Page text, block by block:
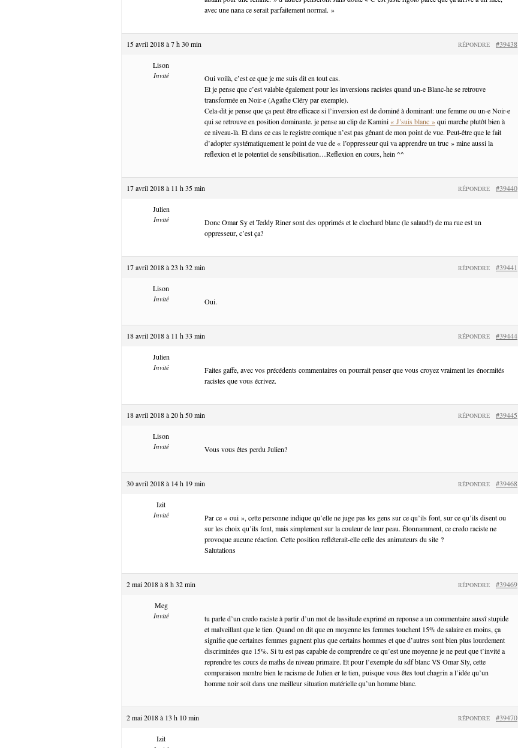
avec une nana ce serait parfaitement normal. »
15 avril 2018 à 7 h 30 min #39438
RÉPONDRE
Lison
Invité
Oui voilà, c’est ce que je me suis dit en tout cas.
Et je pense que c’est valable également pour les inversions racistes quand un-e Blanc-he se retrouve
transformée en Noir-e (Agathe Cléry par exemple).
Cela-dit je pense que ça peut être efficace si l’inversion est de dominé à dominant: une femme ou un-e Noir-e
qui se retrouve en position dominante. je pense au clip de Kamini « J’suis blanc »qui marche plutôt bien à
ce niveau-là. Et dans ce cas le registre comique n’est pas gênant de mon point de vue. Peut-être que le fait
d’adopter systématiquement le point de vue de « l’oppresseur qui va apprendre un truc » mine aussi la
reflexion et le potentiel de sensibilisation…Reflexion en cours, hein ^^
17 avril 2018 à 11 h 35 min #39440
RÉPONDRE
Julien
Invité
Donc Omar Sy et Teddy Riner sont des opprimés et le clochard blanc (le salaud!) de ma rue est un
oppresseur, c’est ça?
17 avril 2018 à 23 h 32 min #39441
RÉPONDRE
Lison
Invité Oui.
18 avril 2018 à 11 h 33 min #39444
RÉPONDRE
Julien
Invité
Faites gaffe, avec vos précédents commentaires on pourrait penser que vous croyez vraiment les énormités
racistes que vous écrivez.
18 avril 2018 à 20 h 50 min #39445
RÉPONDRE
Lison
Invité Vous vous êtes perdu Julien?
30 avril 2018 à 14 h 19 min #39468
RÉPONDRE
Izit
Invité
Par ce « oui », cette personne indique qu’elle ne juge pas les gens sur ce qu’ils font, sur ce qu’ils disent ou
sur les choix qu’ils font, mais simplement sur la couleur de leur peau. Étonnamment, ce credo raciste ne
provoque aucune réaction. Cette position refléterait-elle celle des animateurs du site ?
Salutations
2 mai 2018 à 8 h 32 min #39469
RÉPONDRE
Meg
Invité
tu parle d’un credo raciste à partir d’un mot de lassitude exprimé en reponse a un commentaire aussî stupide
et malveillant que le tien. Quand on dit que en moyenne les femmes touchent 15% de salaire en moins, ça
signifie que certaines femmes gagnent plus que certains hommes et que d’autres sont bien plus lourdement
discriminées que 15%. Si tu est pas capable de comprendre ce qu’est une moyenne je ne peut que t’invité a
reprendre tes cours de maths de niveau primaire. Et pour l’exemple du sdf blanc VS Omar Sly, cette
comparaison montre bien le racisme de Julien er le tien, puisque vous êtes tout chagrin a l’idée qu’un
homme noir soit dans une meilleur situation matérielle qu’un homme blanc.
2 mai 2018 à 13 h 10 min #39470
RÉPONDRE
Izit